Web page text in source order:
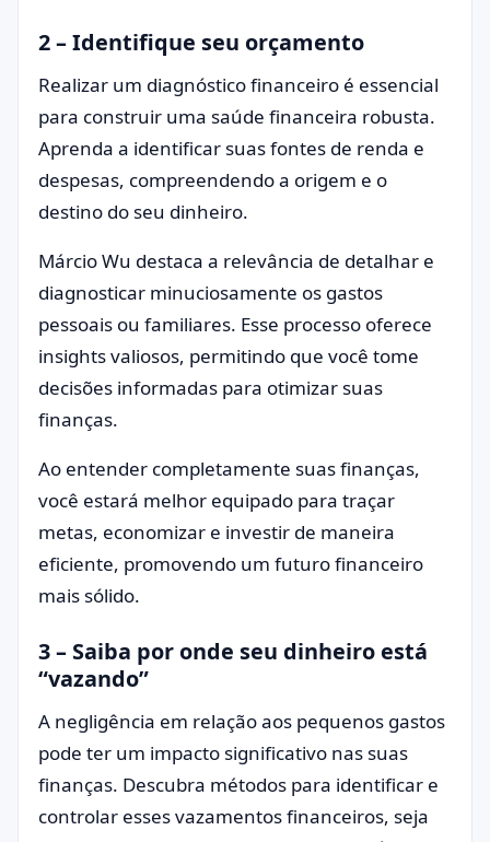
2 – Identifique seu orçamento
Realizar um diagnóstico financeiro é essencial
para construir uma saúde financeira robusta.
Aprenda a identificar suas fontes de renda e
despesas, compreendendo a origem e o
destino do seu dinheiro.
Márcio Wu destaca a relevância de detalhar e
diagnosticar minuciosamente os gastos
pessoais ou familiares. Esse processo oferece
insights valiosos, permitindo que você tome
decisões informadas para otimizar suas
finanças.
Ao entender completamente suas finanças,
você estará melhor equipado para traçar
metas, economizar e investir de maneira
eficiente, promovendo um futuro financeiro
mais sólido.
3 – Saiba por onde seu dinheiro está
“vazando”
A negligência em relação aos pequenos gastos
pode ter um impacto significativo nas suas
finanças. Descubra métodos para identificar e
controlar esses vazamentos financeiros, seja